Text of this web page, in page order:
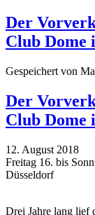
Der
Club
Gespeichert von
Der
Club
12. August 2018
Freitag 16. bis
Düsseldorf
Drei Jahre lang lief